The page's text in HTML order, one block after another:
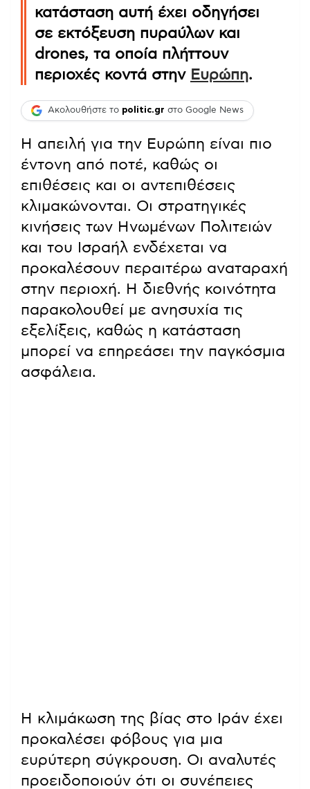
κατάσταση αυτή έχει οδηγήσει
σε εκτόξευση πυραύλων και
drones, τα οποία πλήττουν
περιοχές κοντά στην Ευρώπη.
Ακολουθήστε το politic.gr στο Google News
Η απειλή για την Ευρώπη είναι πιο
έντονη από ποτέ, καθώς οι
επιθέσεις και οι αντεπιθέσεις
κλιμακώνονται. Οι στρατηγικές
κινήσεις των Ηνωμένων Πολιτειών
και του Ισραήλ ενδέχεται να
προκαλέσουν περαιτέρω αναταραχή
στην περιοχή. Η διεθνής κοινότητα
παρακολουθεί με ανησυχία τις
εξελίξεις, καθώς η κατάσταση
μπορεί να επηρεάσει την παγκόσμια
ασφάλεια.
Η κλιμάκωση της βίας στο Ιράν έχει
προκαλέσει φόβους για μια
ευρύτερη σύγκρουση. Οι αναλυτές
προειδοποιούν ότι οι συνέπειες